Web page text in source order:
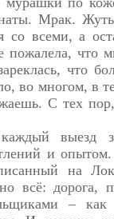
Мрак.
со всеми, а
пожалела, что
что
во многом, в
С тех пор,
выезд
и
на
всё: дорога,
–